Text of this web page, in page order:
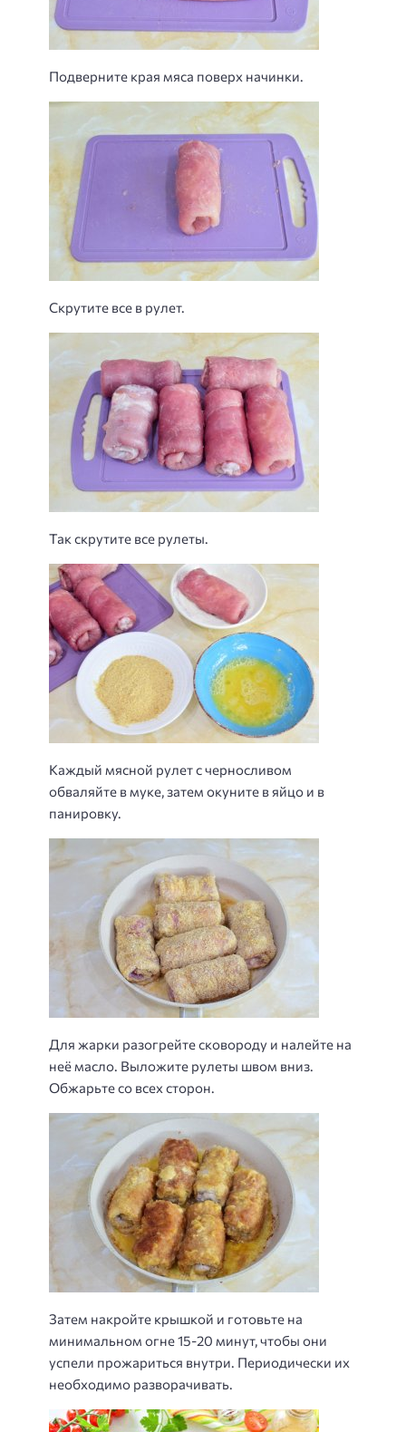
Подверните края мяса поверх начинки.
Скрутите все в рулет.
Так скрутите все рулеты.
Каждый мясной рулет с черносливом
обваляйте в муке, затем окуните в яйцо и в
панировку.
Для жарки разогрейте сковороду и налейте на
неё масло. Выложите рулеты швом вниз.
Обжарьте со всех сторон.
Затем накройте крышкой и готовьте на
минимальном огне 15-20 минут, чтобы они
успели прожариться внутри. Периодически их
необходимо разворачивать.